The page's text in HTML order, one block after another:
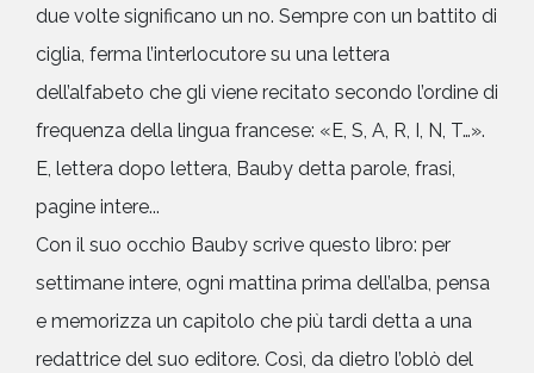
due volte significano un no. Sempre con un battito di
ciglia, ferma l’interlocutore su una lettera
dell’alfabeto che gli viene recitato secondo l’ordine di
frequenza della lingua francese: «E, S, A, R, I, N, T…».
E, lettera dopo lettera, Bauby detta parole, frasi,
pagine intere...
Con il suo occhio Bauby scrive questo libro: per
settimane intere, ogni mattina prima dell’alba, pensa
e memorizza un capitolo che più tardi detta a una
redattrice del suo editore. Così, da dietro l’oblò del